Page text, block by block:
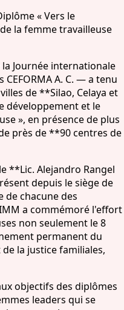
« Vers le
la femme travailleuse
Journée internationale
A. C. — a tenu
de **Silao, Celaya et
développement et le
», en présence de plus
près de **90 centres de
**Lic. Alejandro Rangel
depuis le siège de
de chacune des
a commémoré l'effort
non seulement le 8
permanent du
la justice familiales,
objectifs des diplômes
leaders qui se